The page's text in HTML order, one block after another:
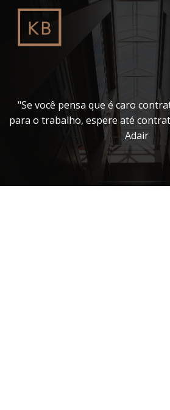
o
"Se você pensa que é caro
para o trabalho, espere até
Adair